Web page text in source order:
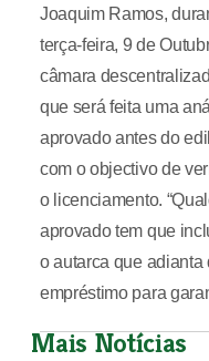
Joaquim Ramos,
terça-feira, 9 de
câmara
que será feita uma
aprovado antes do
com o objectivo de
o licenciamento.
aprovado tem que
o autarca que adianta
empréstimo para
Mais Notícias